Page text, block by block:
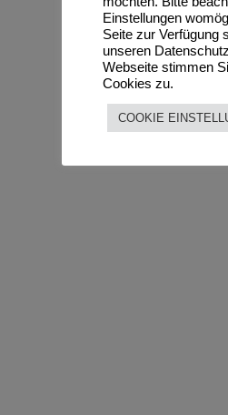
Einstellungen
Seite zur Verfügung
unseren
Webseite stimmen
Cookies zu.
COOKIE